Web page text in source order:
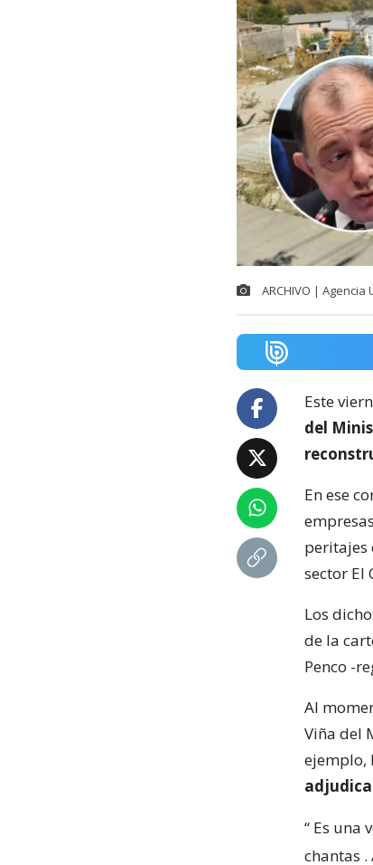
ARCHIVO | Agencia
Este
del
En ese
peritajes
sector El
Los
de la
Penco -
Al
Viña del
ejemplo,
“ Es una
chantas .